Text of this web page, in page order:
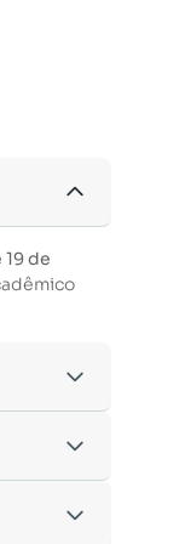
19 de